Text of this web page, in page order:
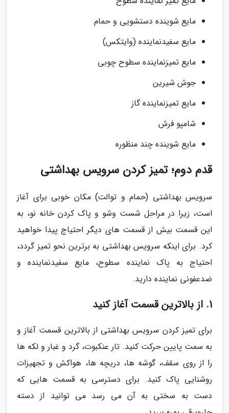
مایع شوینده دستشویی و حمام
مایع سفیدنماینده (وایتکس)
مایع تمیزنماینده سطوح چوبی
جوش شیرین
مایع تمیزنماینده گاز
شامپو فرش
مایع شوینده چند منظوره
قدم دوم؛ تمیز کردن سرویس بهداشتی
سرویس بهداشتی (حمام و توالت) مکان خوبی برای آغاز
است، زیرا در مراحل شست وشو و پاک کردن خانه نو، به
این قسمت بیش از قسمت های دیگر احتیاج پیدا خواهید
کرد. برای اینکه سرویس بهداشتی به برترین نحو تمیز گردد،
احتیاج به پاک نماینده سطوح، مایع سفیدنماینده و
ضدعفونی نماینده دارید.
1. از بالاترین قسمت آغاز کنید
برای تمیز کردن سرویس بهداشتی از بالاترین قسمت آغاز و
به سمت پایین حرکت کنید. تار عنکبوت، گرد و غبار و لکه ها
را از روی سقف، گوشه ها، دریچه ها، هواکش و تجهیزات
روشنایی پاک کنید. برای دسترسی به قسمت هایی که
دست به سختی به آن می رسد می توانید از دسته